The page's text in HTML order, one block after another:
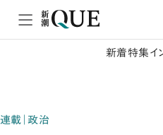
新着特集 イ
連載｜政治